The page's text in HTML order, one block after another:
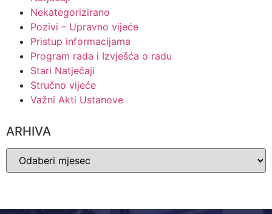
Nekategorizirano
Pozivi – Upravno vijeće
Pristup informacijama
Program rada i Izvješća o radu
Stari Natječaji
Stručno vijeće
Važni Akti Ustanove
ARHIVA